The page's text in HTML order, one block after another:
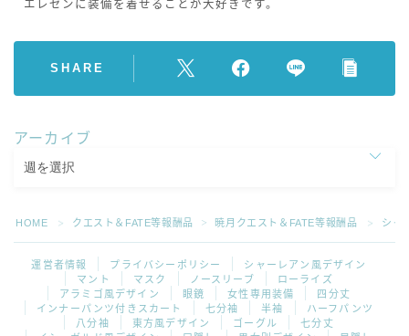
インナーパンツ付きスカート
ハーフパンツ
エレゼンに装備を着せることが大好きです。
SHARE
アーカイブ
HOME ＞ クエスト＆FATE等報酬品 ＞ 暁月クエスト＆FATE等報酬品 ＞ シャ
運営者情報 プライバシーポリシー
シャーレアン風デザイン
マント
マスク ノースリーブ
ローライズ
アラミゴ風デザイン
眼鏡 女性専用装備
四分丈
インナーパンツ付きスカート
七分袖 半袖
ハーフパンツ
八分袖
東方風デザイン ゴーグル
七分丈